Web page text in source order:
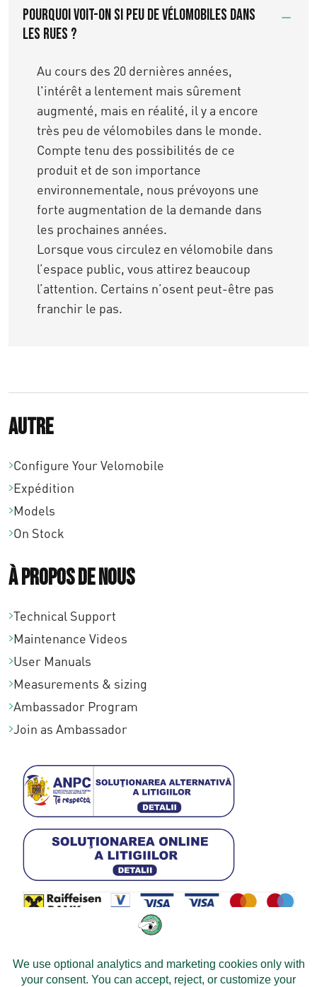
POURQUOI VOIT-ON SI PEU DE VÉLOMOBILES DANS
LES RUES ?
Au cours des 20 dernières années,
l'intérêt a lentement mais sûrement
augmenté, mais en réalité, il y a encore
très peu de vélomobiles dans le monde.
Compte tenu des possibilités de ce
produit et de son importance
environnementale, nous prévoyons une
forte augmentation de la demande dans
les prochaines années.
Lorsque vous circulez en vélomobile dans
l’espace public, vous attirez beaucoup
l’attention. Certains n’osent peut-être pas
franchir le pas.
Autre
Configure Your Velomobile
Expédition
Models
On Stock
À propos de nous
Technical Support
Maintenance Videos
User Manuals
Measurements & sizing
Ambassador Program
Join as Ambassador